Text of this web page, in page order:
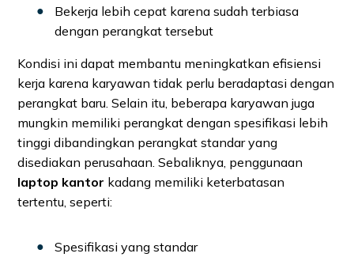
Bekerja lebih cepat karena sudah terbiasa
dengan perangkat tersebut
Kondisi ini dapat membantu meningkatkan efisiensi
kerja karena karyawan tidak perlu beradaptasi dengan
perangkat baru. Selain itu, beberapa karyawan juga
mungkin memiliki perangkat dengan spesifikasi lebih
tinggi dibandingkan perangkat standar yang
disediakan perusahaan. Sebaliknya, penggunaan
laptop kantor kadang memiliki keterbatasan
tertentu, seperti:
Spesifikasi yang standar